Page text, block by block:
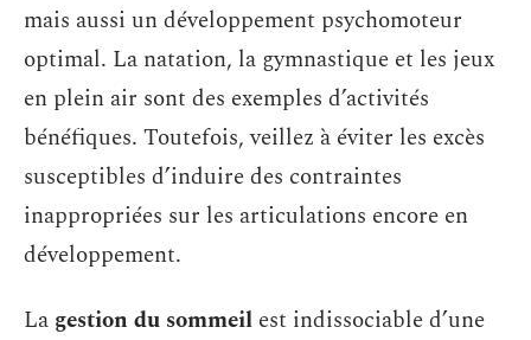
mais aussi un développement psychomoteur
optimal. La natation, la gymnastique et les jeux
en plein air sont des exemples d’activités
bénéfiques. Toutefois, veillez à éviter les excès
susceptibles d’induire des contraintes
inappropriées sur les articulations encore en
développement.
La gestion du sommeil est indissociable d’une